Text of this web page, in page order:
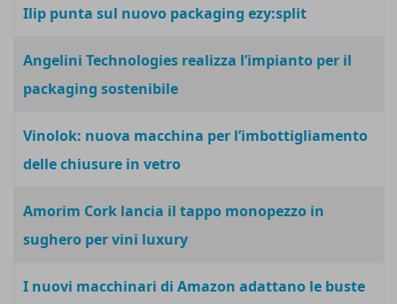
Ilip punta sul nuovo packaging ezy:split
Angelini Technologies realizza l’impianto per il
packaging sostenibile
Vinolok: nuova macchina per l’imbottigliamento
delle chiusure in vetro
Amorim Cork lancia il tappo monopezzo in
sughero per vini luxury
I nuovi macchinari di Amazon adattano le buste